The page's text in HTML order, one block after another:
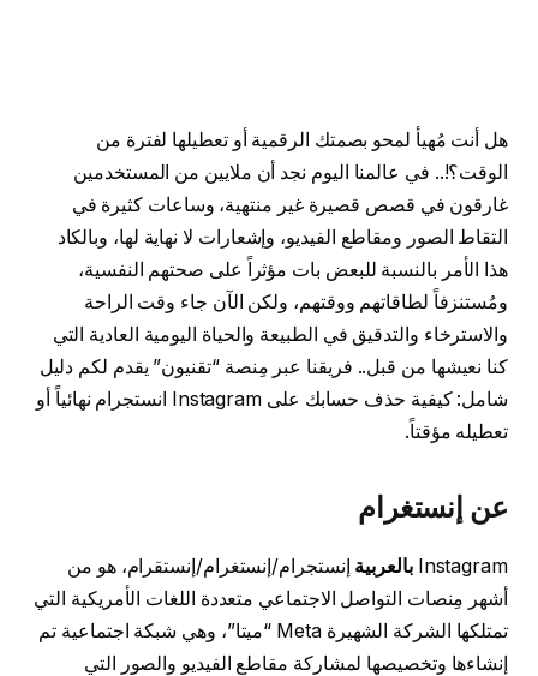
هل أنت مُهيأ لمحو بصمتك الرقمية أو تعطيلها لفترة من
الوقت؟!.. في عالمنا اليوم نجد أن ملايين من المستخدمين
غارقون في قصص قصيرة غير منتهية، وساعات كثيرة في
التقاط الصور ومقاطع الفيديو، وإشعارات لا نهاية لها، وبالكاد
هذا الأمر بالنسبة للبعض بات مؤثراً على صحتهم النفسية،
ومُستنزفاً لطاقاتهم ووقتهم، ولكن الآن جاء وقت الراحة
والاسترخاء والتدقيق في الطبيعة والحياة اليومية العادية التي
كنا نعيشها من قبل.. فريقنا عبر مِنصة “تقنيون” يقدم لكم دليل
شامل: كيفية حذف حسابك على Instagram انستجرام نهائياً أو
تعطيله مؤقتاً.
عن إنستغرام
Instagram بالعربية إنستجرام/إنستغرام/إنستقرام، هو من
أشهر مِنصات التواصل الاجتماعي متعددة اللغات الأمريكية التي
تمتلكها الشركة الشهيرة Meta “ميتا”، وهي شبكة اجتماعية تم
إنشاءها وتخصيصها لمشاركة مقاطع الفيديو والصور التي